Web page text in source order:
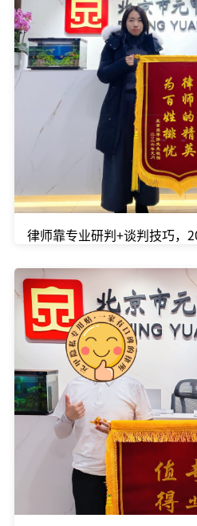
律师靠专业研判+谈判技巧，